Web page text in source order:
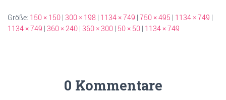
Größe: 150 × 150 | 300 × 198 | 1134 × 749 | 750 × 495 | 1134 × 749 |
1134 × 749 | 360 × 240 | 360 × 300 | 50 × 50 | 1134 × 749
0 Kommentare